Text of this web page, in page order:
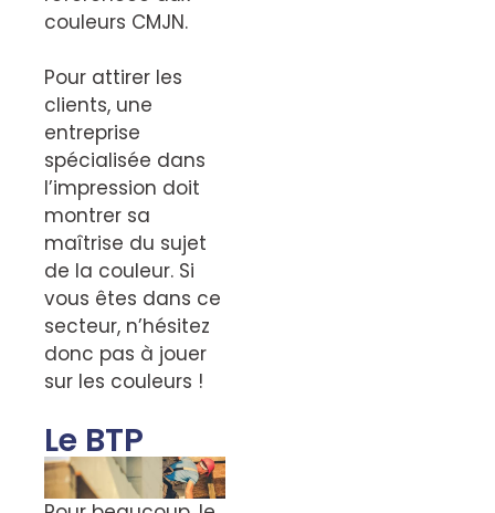
couleurs CMJN.
Pour attirer les
clients, une
entreprise
spécialisée dans
l’impression doit
montrer sa
maîtrise du sujet
de la couleur. Si
vous êtes dans ce
secteur, n’hésitez
donc pas à jouer
sur les couleurs !
Le BTP